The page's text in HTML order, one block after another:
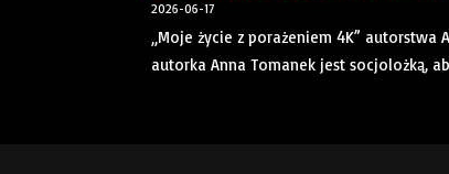
2026-06-17
„Moje życie z porażeniem 4K” autorstwa
autorka Anna Tomanek jest socjolożką,